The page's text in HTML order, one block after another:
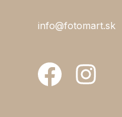
info@fotomart.sk